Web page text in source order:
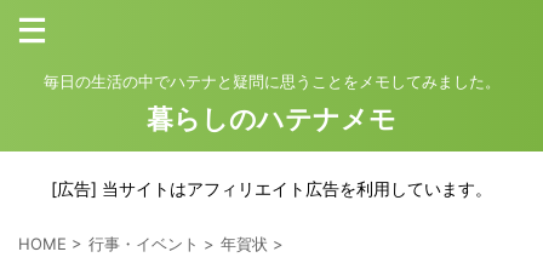
毎日の生活の中でハテナと疑問に思うことをメモしてみました。
暮らしのハテナメモ
[広告] 当サイトはアフィリエイト広告を利用しています。
HOME > 行事・イベント > 年賀状 >